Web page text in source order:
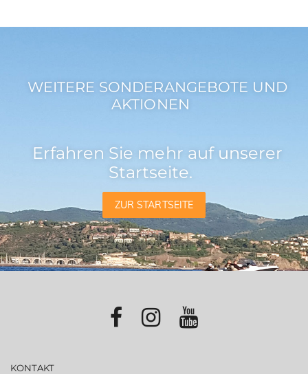
WEITERE SONDERANGEBOTE UND
AKTIONEN
Erfahren Sie mehr auf unserer
Startseite.
ZUR STARTSEITE
KONTAKT